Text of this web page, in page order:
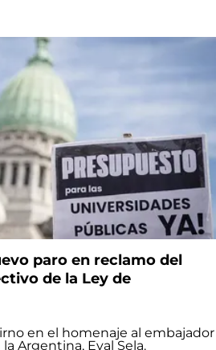
paro en reclamo del
de la Ley de